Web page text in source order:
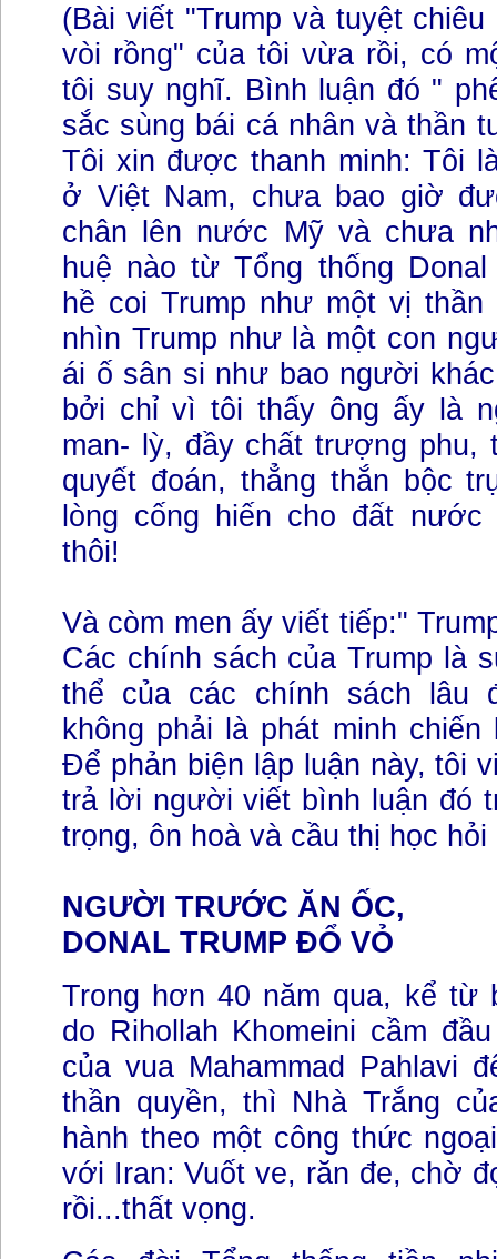
(Bài viết "Trump và tuyệt
vòi rồng" của tôi vừa rồi, có
tôi suy nghĩ. Bình luận đó "
sắc sùng bái cá nhân và thần
Tôi xin được thanh minh: Tôi
ở Việt Nam, chưa bao giờ
chân lên nước Mỹ và chưa
huệ nào từ Tổng thống Donal
hề coi Trump như một vị
nhìn Trump như là một con
ái ố sân si như bao người
bởi chỉ vì tôi thấy ông ấy là
man- lỳ, đầy chất trượng phu,
quyết đoán, thẳng thắn bộc
lòng cống hiến cho đất
thôi!
Và còm men ấy viết tiếp:"
Các chính sách của Trump là
thể của các chính sách lâu
không phải là phát minh
Để phản biện lập luận này, tôi
trả lời người viết bình luận đó
trọng, ôn hoà và cầu thị học hỏi
NGƯỜI TRƯỚC ĂN ỐC,
DONAL TRUMP ĐỔ VỎ
Trong hơn 40 năm qua, kể từ
do Rihollah Khomeini cầm
của vua Mahammad Pahlavi
thần quyền, thì Nhà Trắng
hành theo một công thức
với Iran: Vuốt ve, răn đe, chờ
rồi...thất vọng.